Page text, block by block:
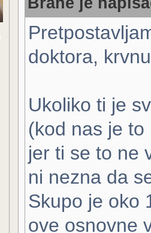
doktora,
Ukoliko ti je
(kod nas je
jer ti se to ne
ni nezna da
Skupo je oko
ove osnovne